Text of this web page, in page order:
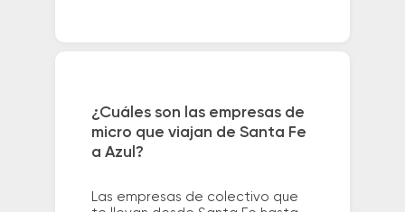
¿Cuáles son las empresas de
micro que viajan de Santa Fe
a Azul?
Las empresas de colectivo que